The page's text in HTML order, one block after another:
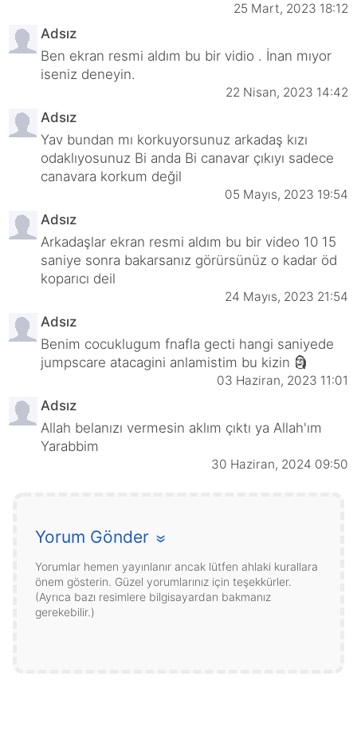
25 Mart, 2023 18:12
Adsız
Ben ekran resmi aldım bu bir vidio . İnan mıyor
iseniz deneyin.
22 Nisan, 2023 14:42
Adsız
Yav bundan mı korkuyorsunuz arkadaş kızı
odaklıyosunuz Bi anda Bi canavar çıkıyı sadece
canavara korkum değil
05 Mayıs, 2023 19:54
Adsız
Arkadaşlar ekran resmi aldım bu bir video 10 15
saniye sonra bakarsanız görürsünüz o kadar öd
koparıcı deil
24 Mayıs, 2023 21:54
Adsız
Benim cocuklugum fnafla gecti hangi saniyede
jumpscare atacagini anlamistim bu kizin 🗿
03 Haziran, 2023 11:01
Adsız
Allah belanızı vermesin aklım çıktı ya Allah'ım
Yarabbim
30 Haziran, 2024 09:50
Yorum Gönder »
Yorumlar hemen yayınlanır ancak lütfen ahlaki kurallara
önem gösterin. Güzel yorumlarınız için teşekkürler.
(Ayrıca bazı resimlere bilgisayardan bakmanız
gerekebilir.)